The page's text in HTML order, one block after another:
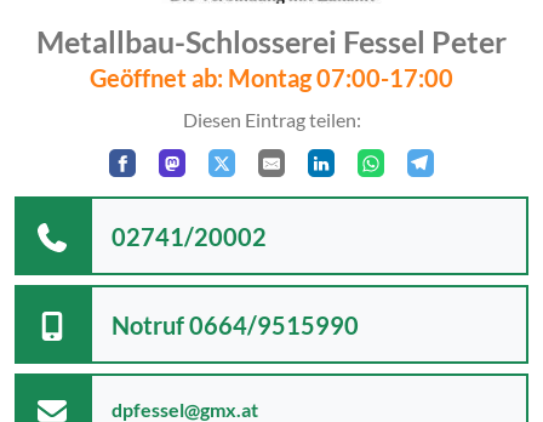
Metallbau-Schlosserei Fessel Peter
Geöffnet ab: Montag 07:00-17:00
Diesen Eintrag teilen:
02741/20002
Notruf 0664/9515990
dpfessel@gmx.at